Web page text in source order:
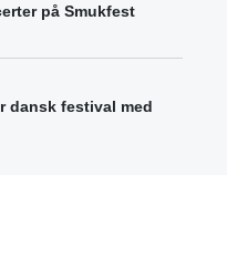
på Smukfest
dansk festival med